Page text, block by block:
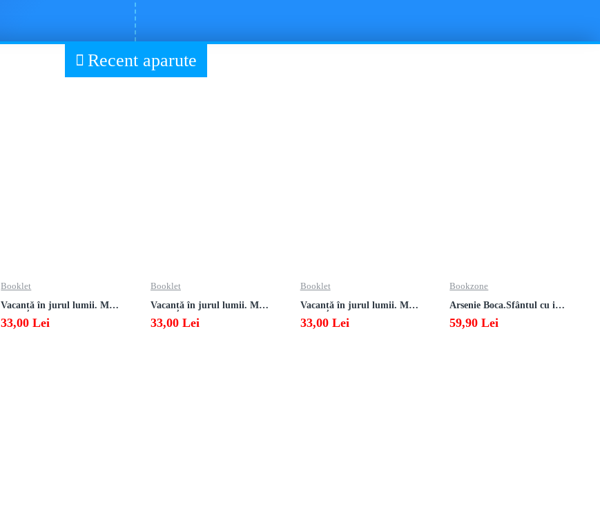
Recent aparute
Booklet
Vacanță în jurul lumii. Matematică clasa a VII-a – EDIȚIA 2026
33,00 Lei
Booklet
Vacanță în jurul lumii. Matematică clasa a VI-a – EDIȚIA 2026
33,00 Lei
Booklet
Vacanță în jurul lumii. Matematică clasa a V-a – EDIȚIA 2026
33,00 Lei
Bookzone
Arsenie Boca.Sfântul cu inima cat cerul
59,90 Lei